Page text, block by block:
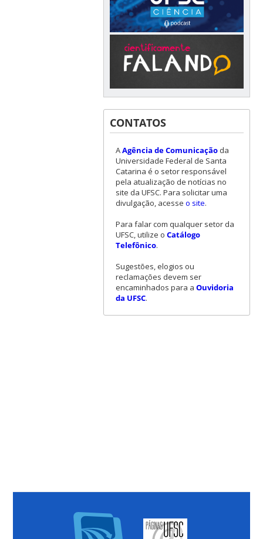
CONTATOS
AAgência de Comunicaçãoda
Universidade Federal de Santa
Catarina é o setor responsável
pela atualização de notícias no
site da UFSC. Para solicitar uma
divulgação, acesse o site.
Para falar com qualquer setor da
UFSC, utilize o Catálogo
Telefônico.
Sugestões, elogios ou
reclamações devem ser
encaminhados para a Ouvidoria
da UFSC.